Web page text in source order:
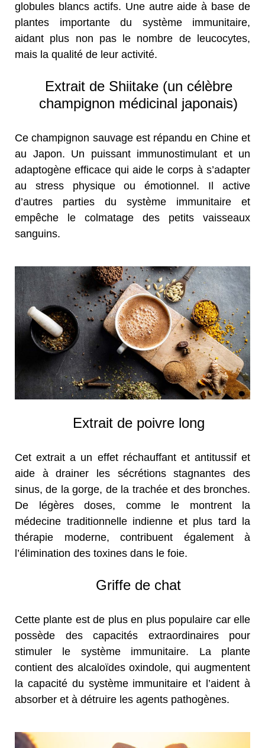
globules blancs actifs. Une autre aide à base de
plantes importante du système immunitaire,
aidant plus non pas le nombre de leucocytes,
mais la qualité de leur activité.
Extrait de Shiitake (un célèbre
champignon médicinal japonais)
Ce champignon sauvage est répandu en Chine et
au Japon. Un puissant immunostimulant et un
adaptogène efficace qui aide le corps à s’adapter
au stress physique ou émotionnel. Il active
d’autres parties du système immunitaire et
empêche le colmatage des petits vaisseaux
sanguins.
Extrait de poivre long
Cet extrait a un effet réchauffant et antitussif et
aide à drainer les sécrétions stagnantes des
sinus, de la gorge, de la trachée et des bronches.
De légères doses, comme le montrent la
médecine traditionnelle indienne et plus tard la
thérapie moderne, contribuent également à
l’élimination des toxines dans le foie.
Griffe de chat
Cette plante est de plus en plus populaire car elle
possède des capacités extraordinaires pour
stimuler le système immunitaire. La plante
contient des alcaloïdes oxindole, qui augmentent
la capacité du système immunitaire et l’aident à
absorber et à détruire les agents pathogènes.